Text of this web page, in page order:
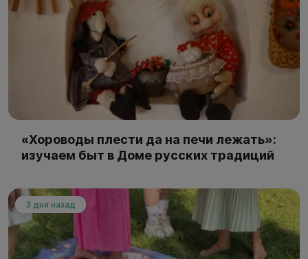
«Хороводы плести да на печи лежать»:
изучаем быт в Доме русских традиций
3 дня назад